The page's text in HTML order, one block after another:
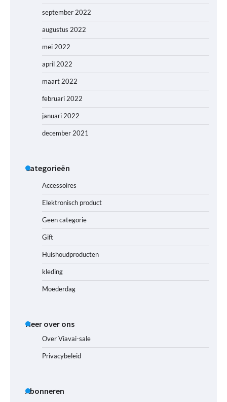
september 2022
augustus 2022
mei 2022
april 2022
maart 2022
februari 2022
januari 2022
december 2021
Categorieën
Accessoires
Elektronisch product
Geen categorie
Gift
Huishoudproducten
kleding
Moederdag
Meer over ons
Over Viavai-sale
Privacybeleid
Abonneren